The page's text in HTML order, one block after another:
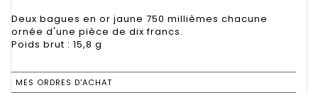
Deux bagues en or jaune 750 millièmes chacune
ornée d'une pièce de dix francs.
Poids brut : 15,8 g
MES ORDRES D'ACHAT